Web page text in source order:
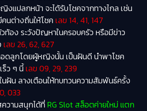
แปลกหน้า จะได้รับโชคจากทางไกล เช่น
นต่างถิ่นให้โชค เลข 14, 41, 147
ท้อง ระวังปัญหาในครอบครัว หรือมีข่าว
เลข 26, 62, 627
ดลูกโดยผู้หญิงนั้น เป็นฝันดี นำพาโชค
ร็ว ๆ นี้เลข 09, 29, 239
นฝัน ลางเตือนให้ทบทวนความสัมพันธ์ครั้ง
033
วามสนุกได้ที่ RG Slot สล็อตค่ายใหม่ แตก